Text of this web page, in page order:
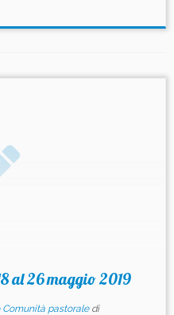
al 26 maggio 2019
Comunità pastorale di